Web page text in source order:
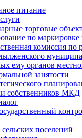
питание
торговые
по
комиссия по
ему органов
занятости
собственников МКД
поселений